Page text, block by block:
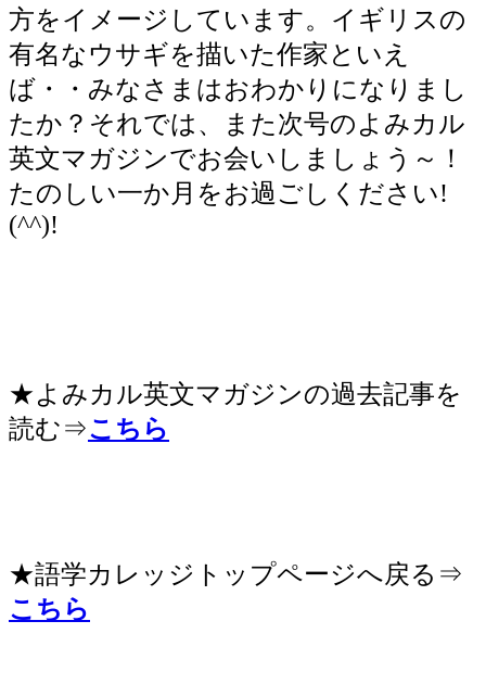
方をイメージしています。イギリスの
有名なウサギを描いた作家といえ
ば・・みなさまはおわかりになりまし
たか？それでは、また次号のよみカル
英文マガジンでお会いしましょう～！
たのしい一か月をお過ごしください!
(^^)!
★よみカル英文マガジンの過去記事を
読む⇒こちら
★語学カレッジトップページへ戻る⇒
こちら